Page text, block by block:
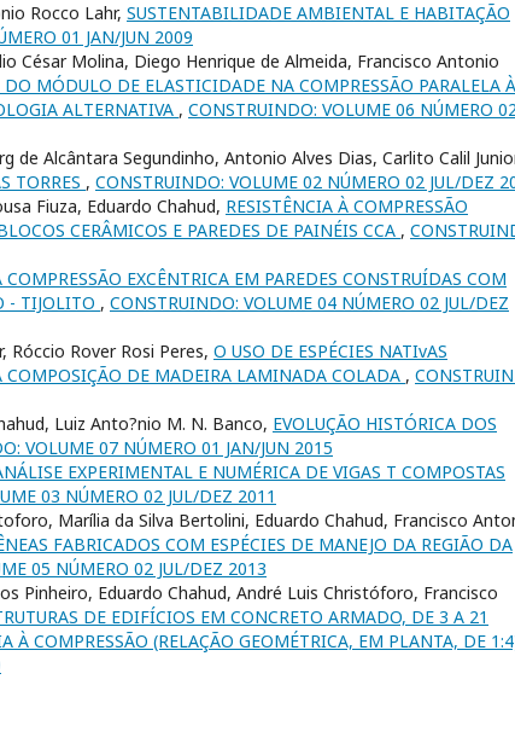
Rocco Lahr, SUSTENTABILIDADE AMBIENTAL E HABITAÇÃO
01 JAN/JUN 2009
César Molina, Diego Henrique de Almeida, Francisco Antonio
MÓDULO DE ELASTICIDADE NA COMPRESSÃO PARALELA
ALTERNATIVA , CONSTRUINDO: VOLUME 06 NÚMERO
de Alcântara Segundinho, Antonio Alves Dias, Carlito Calil
TORRES , CONSTRUINDO: VOLUME 02 NÚMERO 02 JUL/DEZ
Fiuza, Eduardo Chahud, RESISTÊNCIA À COMPRESSÃO
CERÂMICOS E PAREDES DE PAINÉIS CCA ,
EXCÊNTRICA EM PAREDES CONSTRUÍDAS COM
- TIJOLITO , CONSTRUINDO: VOLUME 04 NÚMERO 02 JUL/DEZ
Róccio Rover Rosi Peres, O USO DE ESPÉCIES NATIvAS
DE MADEIRA LAMINADA COLADA ,
Luiz Anto?nio M. N. Banco, EVOLUÇÃO HISTÓRICA DOS
VOLUME 07 NÚMERO 01 JAN/JUN 2015
EXPERIMENTAL E NUMÉRICA DE VIGAS T COMPOSTAS
03 NÚMERO 02 JUL/DEZ 2011
Marília da Silva Bertolini, Eduardo Chahud, Francisco
FABRICADOS COM ESPÉCIES DE MANEJO DA REGIÃO DA
05 NÚMERO 02 JUL/DEZ 2013
Pinheiro, Eduardo Chahud, André Luis Christóforo, Francisco
DE EDIFÍCIOS EM CONCRETO ARMADO, DE 3 A 21
À COMPRESSÃO (RELAÇÃO GEOMÉTRICA, EM PLANTA, DE